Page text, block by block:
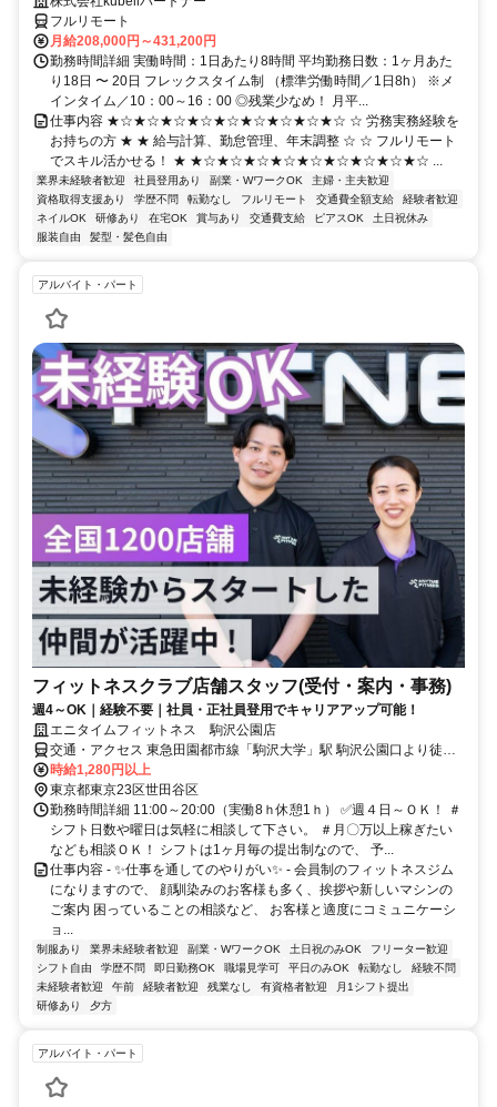
フルリモート
月給208,000円～431,200円
勤務時間詳細 実働時間：1日あたり8時間 平均勤務日数：1ヶ月あた
り18日 〜 20日 フレックスタイム制 （標準労働時間／1日8h） ※メ
インタイム／10：00～16：00 ◎残業少なめ！ 月平...
仕事内容 ★☆★☆★☆★☆★☆★☆★☆★☆★☆ ☆ 労務実務経験を
お持ちの方 ★ ★ 給与計算、勤怠管理、年末調整 ☆ ☆ フルリモート
でスキル活かせる！ ★ ★☆★☆★☆★☆★☆★☆★☆★☆★☆ ...
業界未経験者歓迎 社員登用あり 副業・WワークOK
主婦・主夫歓迎
資格取得支援あり
学歴不問 転勤なし フルリモート 交通費全額支給
経験者歓迎
ネイルOK
研修あり 在宅OK 賞与あり 交通費支給 ピアスOK
土日祝休み
服装自由
髪型・髪色自由
アルバイト・パート
フィットネスクラブ店舗スタッフ(受付・案内・事務)
週4～OK｜経験不要｜社員・正社員登用でキャリアアップ可能！
エニタイムフィットネス 駒沢公園店
交通・アクセス 東急田園都市線「駒沢大学」駅 駒沢公園口より徒歩
11分
時給1,280円以上
東京都東京23区世田谷区
勤務時間詳細 11:00～20:00（実働8ｈ休憩1ｈ） ✅週４日～ＯＫ！ ＃
シフト日数や曜日は気軽に相談して下さい。 ＃月〇万以上稼ぎたい
なども相談ＯＫ！ シフトは1ヶ月毎の提出制なので、 予...
仕事内容 - ✨仕事を通してのやりがい✨ - 会員制のフィットネスジム
になりますので、 顔馴染みのお客様も多く、挨拶や新しいマシンの
ご案内 困っていることの相談など、 お客様と適度にコミュニケーシ
ョ...
制服あり 業界未経験者歓迎 副業・WワークOK 土日祝のみOK
フリーター歓迎
シフト自由
学歴不問 即日勤務OK 職場見学可 平日のみOK 転勤なし
経験不問
未経験者歓迎
午前 経験者歓迎 残業なし 有資格者歓迎
月1シフト提出
研修あり
夕方
アルバイト・パート